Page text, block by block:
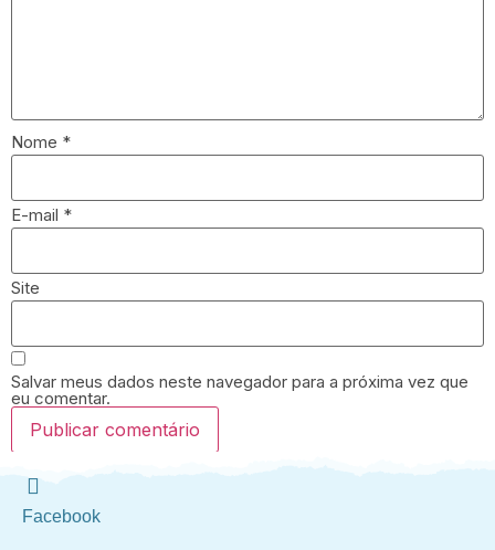
Nome *
E-mail *
Site
Salvar meus dados neste navegador para a próxima vez que
eu comentar.
Facebook